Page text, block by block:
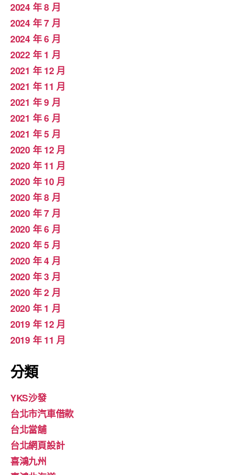
2024 年 8 月
2024 年 7 月
2024 年 6 月
2022 年 1 月
2021 年 12 月
2021 年 11 月
2021 年 9 月
2021 年 6 月
2021 年 5 月
2020 年 12 月
2020 年 11 月
2020 年 10 月
2020 年 8 月
2020 年 7 月
2020 年 6 月
2020 年 5 月
2020 年 4 月
2020 年 3 月
2020 年 2 月
2020 年 1 月
2019 年 12 月
2019 年 11 月
分類
YKS沙發
台北市汽車借款
台北當舖
台北網頁設計
喜鴻九州